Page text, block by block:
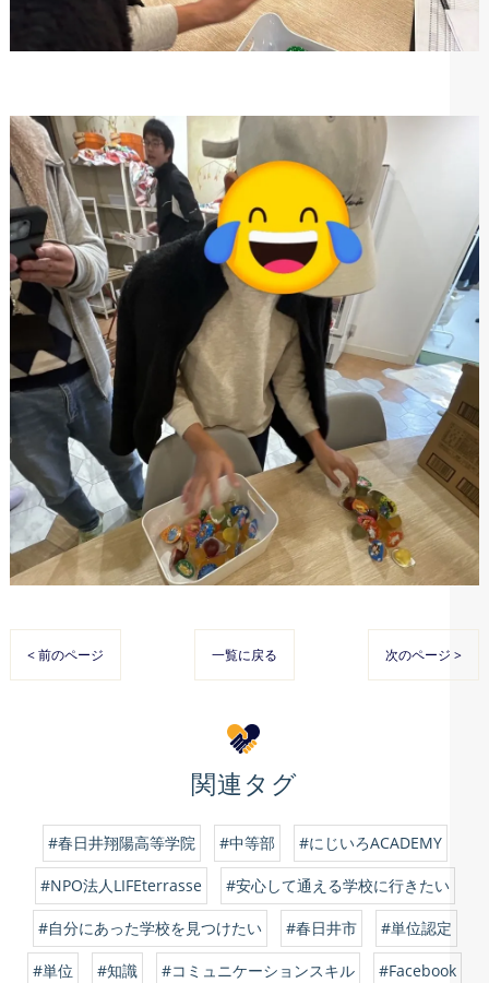
< 前のページ 一覧に戻る 次のページ >
関連タグ
#春日井翔陽高等学院 #中等部 #にじいろACADEMY
#NPO法人LIFEterrasse #安心して通える学校に行きたい
#自分にあった学校を見つけたい #春日井市 #単位認定
#単位 #知識 #コミュニケーションスキル #Facebook